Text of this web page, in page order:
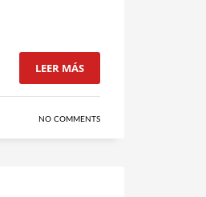
LEER MÁS
NO COMMENTS